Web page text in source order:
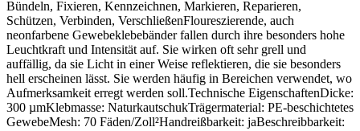
Bündeln, Fixieren, Kennzeichnen, Markieren, Reparieren,
Schützen, Verbinden, VerschließenFloureszierende, auch
neonfarbene Gewebeklebebänder fallen durch ihre besonders hohe
Leuchtkraft und Intensität auf. Sie wirken oft sehr grell und
auffällig, da sie Licht in einer Weise reflektieren, die sie besonders
hell erscheinen lässt. Sie werden häufig in Bereichen verwendet, wo
Aufmerksamkeit erregt werden soll.Technische EigenschaftenDicke:
300 µmKlebmasse: NaturkautschukTrägermaterial: PE-beschichtetes
GewebeMesh: 70 Fäden/Zoll²Handreißbarkeit: jaBeschreibbarkeit: